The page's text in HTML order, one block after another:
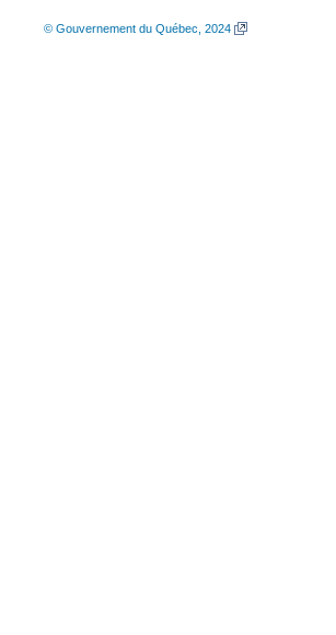
© Gouvernement du Québec, 2024